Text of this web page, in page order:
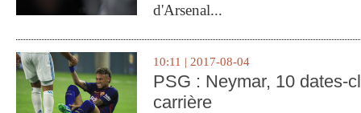
d'Arsenal...
10:11 | 2017-08-04
PSG : Neymar, 10 dates-
carrière